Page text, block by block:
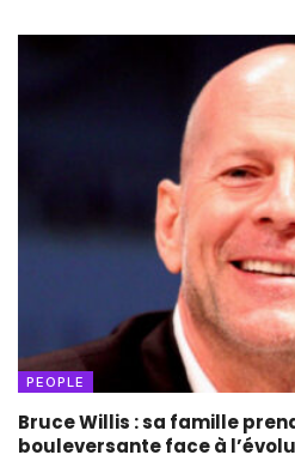
PEOPLE
Bruce Willis : sa famille
bouleversante face à